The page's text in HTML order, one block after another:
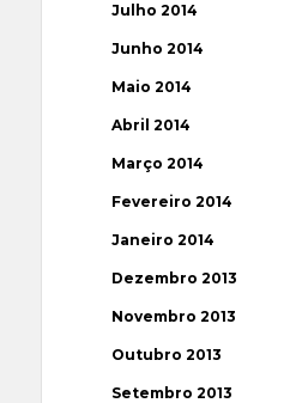
Julho 2014
Junho 2014
Maio 2014
Abril 2014
Março 2014
Fevereiro 2014
Janeiro 2014
Dezembro 2013
Novembro 2013
Outubro 2013
Setembro 2013